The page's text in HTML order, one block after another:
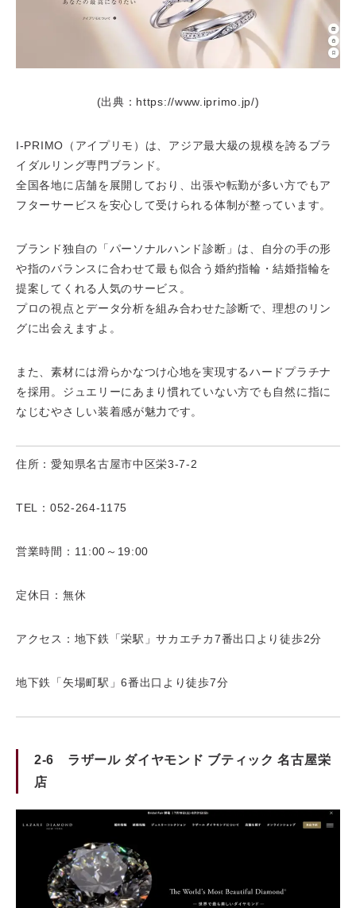
(出典：https://www.iprimo.jp/)
I-PRIMO（アイプリモ）は、アジア最大級の規模を誇るブラ
イダルリング専門ブランド。
全国各地に店舗を展開しており、出張や転勤が多い方でもア
フターサービスを安心して受けられる体制が整っています。
ブランド独自の「パーソナルハンド診断」は、自分の手の形
や指のバランスに合わせて最も似合う婚約指輪・結婚指輪を
提案してくれる人気のサービス。
プロの視点とデータ分析を組み合わせた診断で、理想のリン
グに出会えますよ。
また、素材には滑らかなつけ心地を実現するハードプラチナ
を採用。ジュエリーにあまり慣れていない方でも自然に指に
なじむやさしい装着感が魅力です。
住所：愛知県名古屋市中区栄3-7-2
TEL：052-264-1175
営業時間：11:00～19:00
定休日：無休
アクセス：地下鉄「栄駅」サカエチカ7番出口より徒歩2分
地下鉄「矢場町駅」6番出口より徒歩7分
2-6 ラザール ダイヤモンド ブティック 名古屋栄
店